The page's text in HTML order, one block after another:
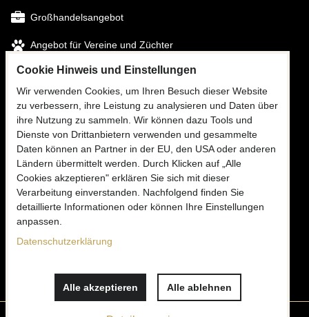
Großhandelsangebot
Angebot für Vereine und Züchter
Instagram
KONTAKTIEREN SIE UNS
✉ info@mooria.eu
Schreiben Sie uns
Cookie Hinweis und Einstellungen
Wir verwenden Cookies, um Ihren Besuch dieser Website
zu verbessern, ihre Leistung zu analysieren und Daten über
ihre Nutzung zu sammeln. Wir können dazu Tools und
Dienste von Drittanbietern verwenden und gesammelte
Daten können an Partner in der EU, den USA oder anderen
Ländern übermittelt werden. Durch Klicken auf „Alle
Cookies akzeptieren" erklären Sie sich mit dieser
Verarbeitung einverstanden. Nachfolgend finden Sie
detaillierte Informationen oder können Ihre Einstellungen
anpassen.
Datenschutzerklärung
Alle akzeptieren Alle ablehnen